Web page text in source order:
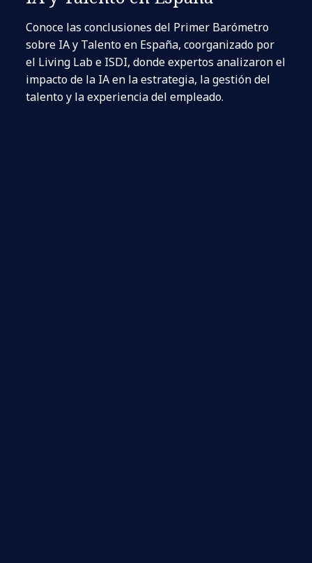
Conoce las conclusiones del Primer Barómetro
sobre IA y Talento en España, coorganizado por
el Living Lab e ISDI, donde expertos analizaron el
impacto de la IA en la estrategia, la gestión del
talento y la experiencia del empleado.